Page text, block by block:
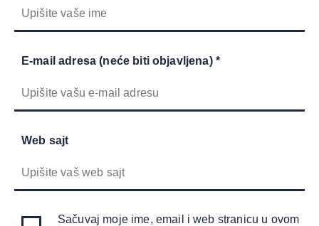
E-mail adresa (neće biti objavljena) *
Web sajt
Sačuvaj moje ime, email i web stranicu u ovom